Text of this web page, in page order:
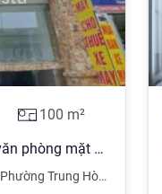
100 m²
Bán nhanh tòa nhà văn phòng mặt Khuất Duy Tiến 100m2 9T MT 7.5m giá 46.5 tỷ
Phường Trung Hòa